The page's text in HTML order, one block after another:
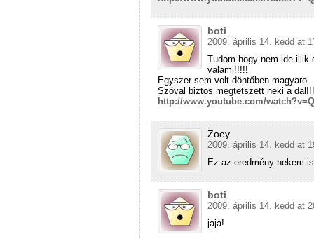
boti
2009. április 14. kedd at
Tudom hogy nem ide illik
valami!!!!!
Egyszer sem volt döntőben magyaro..
Szóval biztos megtetszett neki a
http://www.youtube.com/
Zoey
2009. április 14. kedd at
Ez az eredmény nekem
boti
2009. április 14. kedd at
jaja!